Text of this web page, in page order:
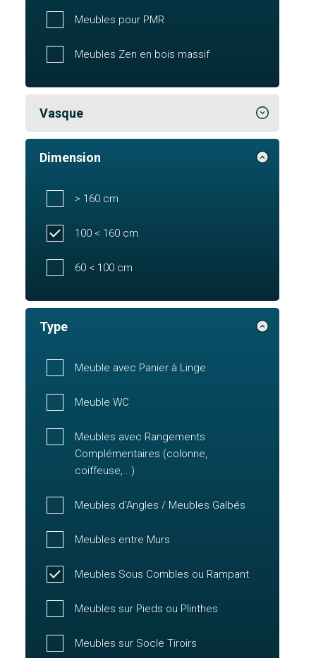
Meubles pour PMR
Meubles Zen en bois massif
Vasque
Dimension
> 160 cm
100 < 160 cm
60 < 100 cm
Type
Meuble avec Panier à Linge
Meuble WC
Meubles avec Rangements
Complémentaires (colonne,
coiffeuse,...)
Meubles d'Angles / Meubles Galbés
Meubles entre Murs
Meubles Sous Combles ou Rampant
Meubles sur Pieds ou Plinthes
Meubles sur Socle Tiroirs